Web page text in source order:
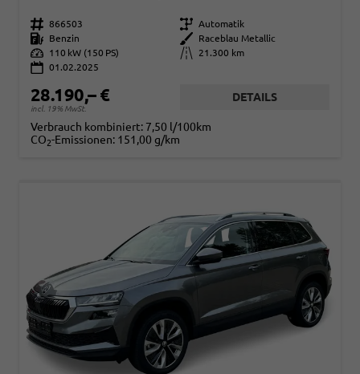
Fahrzeugnr. 866503 Getriebe Automatik
Kraftstoff
Benzin Außenfarbe
Raceblau Metallic
Leistung
110 kW (150 PS) Kilometerstand
21.300 km
01.02.2025
28.190,– €
incl. 19% MwSt.
DETAILS
Verbrauch kombiniert: 7,50 l/100km
CO2-Emissionen: 151,00 g/km